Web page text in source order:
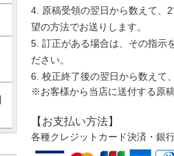
原稿受領の翌日から数えて、
望の方法でお送りします。
訂正がある場合は、その指示
ださい。
校正終了後の翌日から数えて
※お客様から当店に送付する原
【お支払い方法】
各種クレジットカード決済・銀